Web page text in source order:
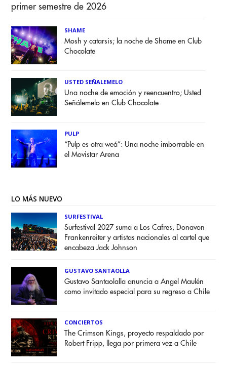
primer semestre de 2026
SHAME
Mosh y catarsis; la noche de Shame en Club
Chocolate
USTED SEÑALEMELO
Una noche de emoción y reencuentro; Usted
Señálemelo en Club Chocolate
PULP
“Pulp es otra weá”: Una noche imborrable en
el Movistar Arena
LO MÁS NUEVO
SURFESTIVAL
Surfestival 2027 suma a Los Cafres, Donavon
Frankenreiter y artistas nacionales al cartel que
encabeza Jack Johnson
GUSTAVO SANTAOLLA
Gustavo Santaolalla anuncia a Angel Maulén
como invitado especial para su regreso a Chile
CONCIERTOS
The Crimson Kings, proyecto respaldado por
Robert Fripp, llega por primera vez a Chile